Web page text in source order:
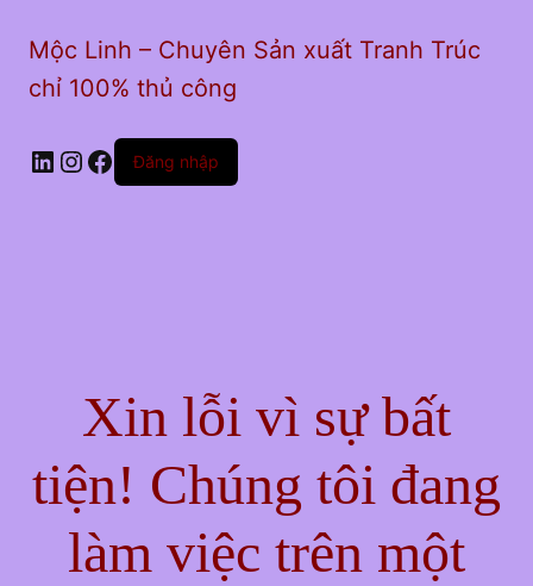
Mộc Linh – Chuyên Sản xuất Tranh Trúc
chỉ 100% thủ công
LinkedIn
Instagram
Facebook
Đăng nhập
Xin lỗi vì sự bất
tiện! Chúng tôi đang
làm việc trên một